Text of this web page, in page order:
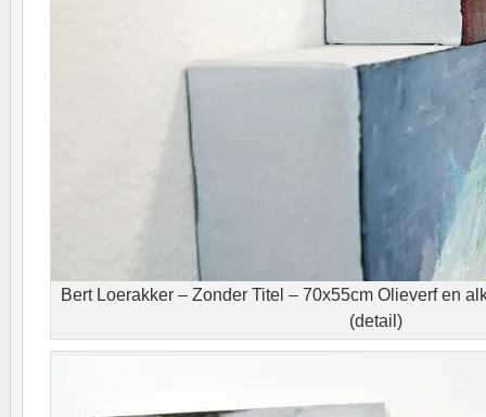
Bert Loerakker – Zonder Titel – 70x55cm Olieverf en
(detail)